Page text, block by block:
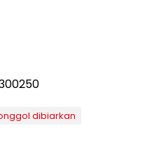
dibiarkan